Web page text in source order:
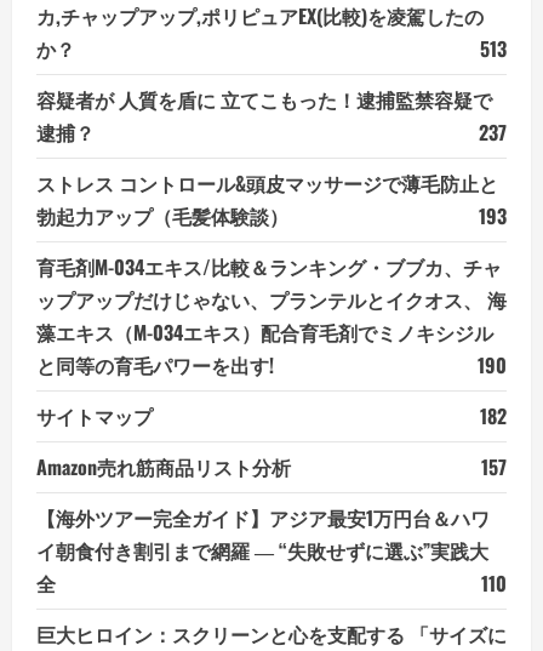
カ,チャップアップ,ポリピュアEX(比較)を凌駕したの
か？
513
容疑者が 人質を盾に 立てこもった！逮捕監禁容疑で
逮捕？
237
ストレス コントロール&頭皮マッサージで薄毛防止と
勃起力アップ（毛髪体験談）
193
育毛剤M-034エキス/比較＆ランキング・ブブカ、チャ
ップアップだけじゃない、プランテルとイクオス、 海
藻エキス（M-034エキス）配合育毛剤でミノキシジル
と同等の育毛パワーを出す!
190
サイトマップ
182
Amazon売れ筋商品リスト分析
157
【海外ツアー完全ガイド】アジア最安1万円台＆ハワ
イ朝食付き割引まで網羅 ― “失敗せずに選ぶ”実践大
全
110
巨大ヒロイン：スクリーンと心を支配する 「サイズに